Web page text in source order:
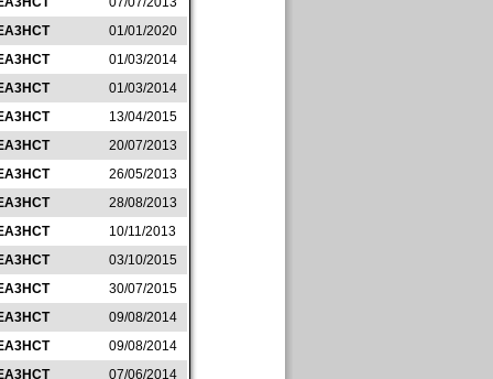
01/01/2020
01/03/2014
01/03/2014
13/04/2015
20/07/2013
26/05/2013
28/08/2013
10/11/2013
03/10/2015
30/07/2015
09/08/2014
09/08/2014
07/06/2014